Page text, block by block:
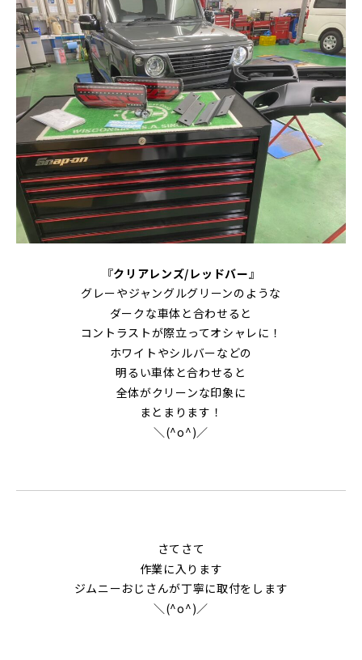
『クリアレンズ/レッドバー 』
グレーやジャングルグリーンのような
ダークな車体と合わせると
コントラストが際立ってオシャレに！
ホワイトやシルバーなどの
明るい車体と合わせると
全体がクリーンな印象に
まとまります！
＼(^o^)／
さてさて
作業に入ります
ジムニーおじさんが丁寧に取付をします
＼(^o^)／